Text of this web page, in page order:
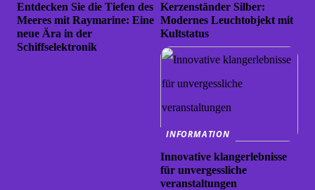
Entdecken Sie die Tiefen des
Meeres mit Raymarine: Eine
neue Ära in der
Schiffselektronik
Kerzenständer Silber:
Modernes Leuchtobjekt mit
Kultstatus
INFORMATION
Innovative klangerlebnisse
für unvergessliche
veranstaltungen